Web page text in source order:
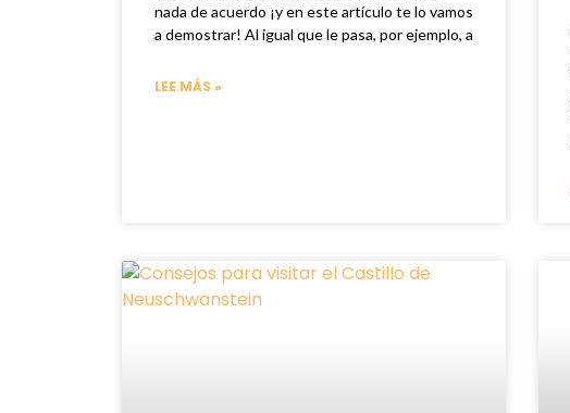
nada de acuerdo ¡y en este artículo te lo vamos
a demostrar! Al igual que le pasa, por ejemplo, a
LEE MÁS »